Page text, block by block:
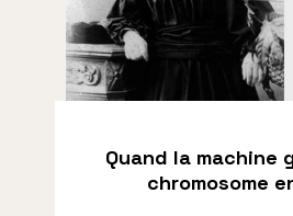
Quand la machine
chromosome